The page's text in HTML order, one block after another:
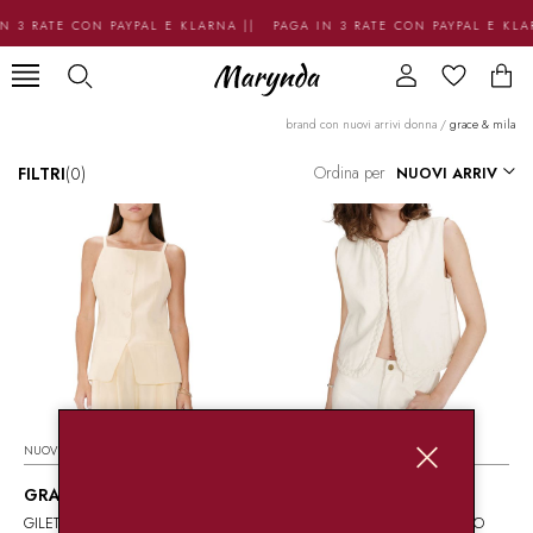
3 RATE CON PAYPAL E KLARNA || PAGA IN 3 RATE CON PAYPAL E
brand con nuovi arrivi donna / grace & mila
FILTRI(0) Ordina per
NUOVI ARRIVI
GRACE & MILA
GILET IN MISTO LINO GILET IN DENIM INTRECCIATO